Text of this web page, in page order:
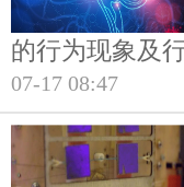
的行为现象及
07-17 08:47